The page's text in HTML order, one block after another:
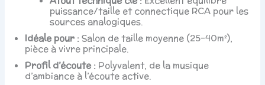
puissance/taille et connectique RCA pour les
sources analogiques.
Idéale pour :Salon de taille moyenne (25-40m²),
pièce à vivre principale.
Profil d’écoute : Polyvalent, de la musique
d’ambiance à l’écoute active.